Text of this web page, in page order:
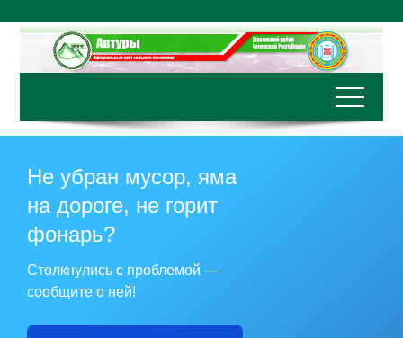
содержимому
Не убран мусор, яма
на дороге, не горит
фонарь?
Столкнулись с проблемой —
сообщите о ней!